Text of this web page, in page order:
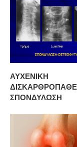
ΑΥΧΕΝΙΚΗ
ΣΠΟΝΔΥΛΩΣΗ